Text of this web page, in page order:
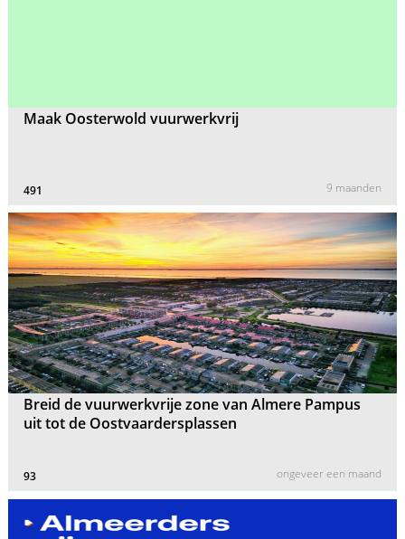
Maak Oosterwold vuurwerkvrij
491 9 maanden
Breid de vuurwerkvrije zone van Almere Pampus
uit tot de Oostvaardersplassen
93 ongeveer een maand